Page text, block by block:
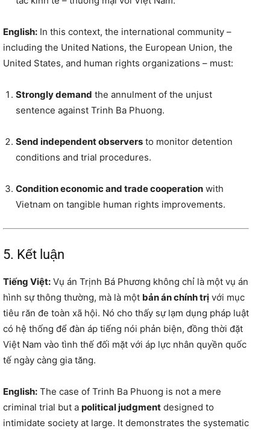
English: In this context, the international community –
including the United Nations, the European Union, the
United States, and human rights organizations – must:
Strongly demand the annulment of the unjust
sentence against Trinh Ba Phuong.
Send independent observers to monitor detention
conditions and trial procedures.
Condition economic and trade cooperation with
Vietnam on tangible human rights improvements.
5. Kết luận
Tiếng Việt: Vụ án Trịnh Bá Phương không chỉ là một vụ án
hình sự thông thường, mà là một bản án chính trị với mục
tiêu răn đe toàn xã hội. Nó cho thấy sự lạm dụng pháp luật
có hệ thống để đàn áp tiếng nói phản biện, đồng thời đặt
Việt Nam vào tình thế đối mặt với áp lực nhân quyền quốc
tế ngày càng gia tăng.
English: The case of Trinh Ba Phuong is not a mere
criminal trial but a political judgment designed to
intimidate society at large. It demonstrates the systematic